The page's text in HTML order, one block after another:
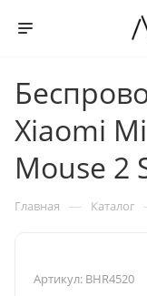
Xiaomi
Mouse 2
Главная — Каталог
Артикул: BHR4520